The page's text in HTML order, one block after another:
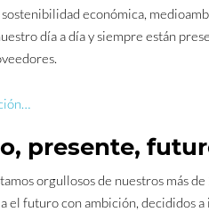
económica,
día a día y siempre están
presente,
orgullosos de nuestros más
el futuro con ambición, decididos